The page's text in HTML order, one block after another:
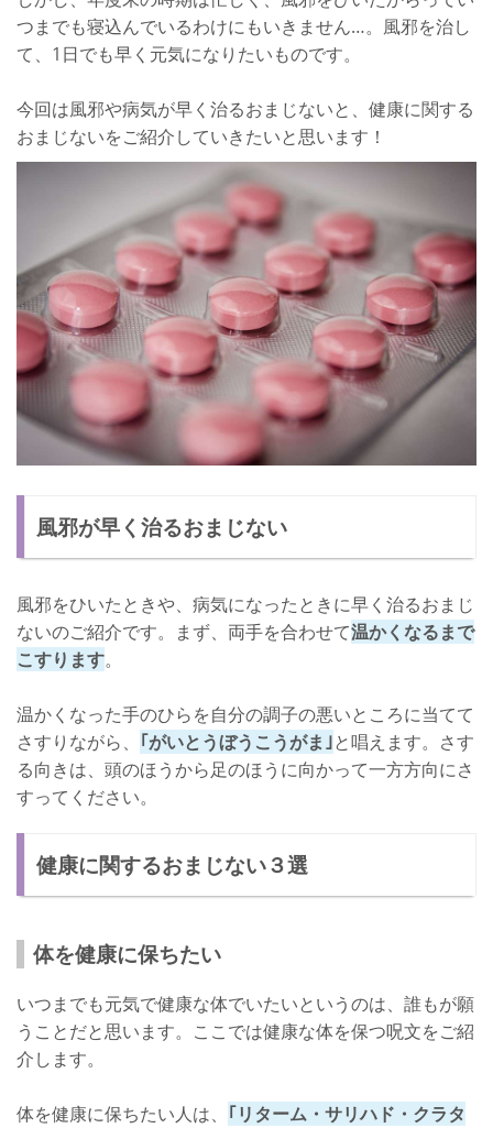
つまでも寝込んでいるわけにもいきません…。風邪を治し
て、1日でも早く元気になりたいものです。
今回は風邪や病気が早く治るおまじないと、健康に関する
おまじないをご紹介していきたいと思います！
風邪が早く治るおまじない
風邪をひいたときや、病気になったときに早く治るおまじ
ないのご紹介です。まず、両手を合わせて温かくなるまで
こすります。
温かくなった手のひらを自分の調子の悪いところに当てて
さすりながら、 ｢がいとうぼうこうがま｣と唱えます。さす
る向きは、頭のほうから足のほうに向かって一方方向にさ
すってください。
健康に関するおまじない３選
体を健康に保ちたい
いつまでも元気で健康な体でいたいというのは、誰もが願
うことだと思います。ここでは健康な体を保つ呪文をご紹
介します。
体を健康に保ちたい人は、 ｢リターム・サリハド・クラタ